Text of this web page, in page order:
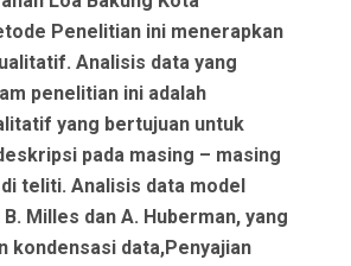
Penelitian ini menerapkan
Analisis data yang
penelitian ini adalah
yang bertujuan untuk
pada masing – masing
teliti. Analisis data model
Milles dan A. Huberman, yang
kondensasi data,Penyajian